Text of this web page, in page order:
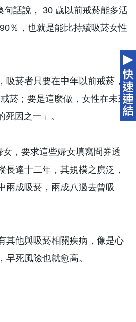
話說， 30 歲以前戒菸能多活
％，也就是能比持續吸菸女性
吸菸者只要在中年以前戒菸，
菸；要是這麼做，女性在未來
因之一」。
，要求這些婦女填寫問券透
達十二年，其規模之廣泛，
兩成吸菸，兩成八過去曾吸
其他與吸菸相關疾病，像是心
死風險也就愈高。